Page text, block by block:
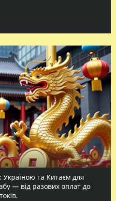
та Китаєм для
— від разових оплат до